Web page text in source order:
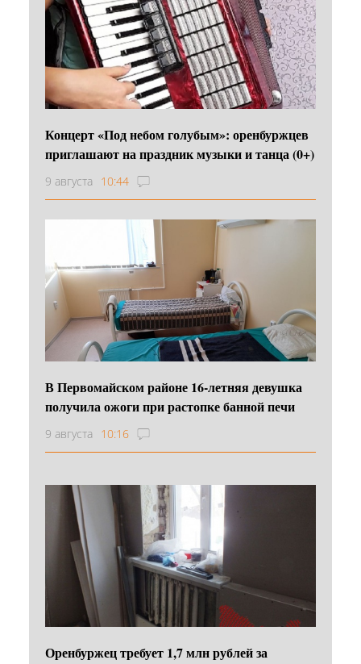
Концерт «Под небом голубым»: оренбуржцев
приглашают на праздник музыки и танца (0+)
9 августа 10:44
В Первомайском районе 16‑летняя девушка
получила ожоги при растопке банной печи
9 августа 10:16
Оренбуржец требует 1,7 млн рублей за